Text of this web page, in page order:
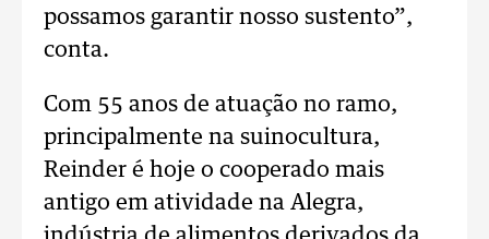
possamos garantir nosso sustento”,
conta.
Com 55 anos de atuação no ramo,
principalmente na suinocultura,
Reinder é hoje o cooperado mais
antigo em atividade na Alegra,